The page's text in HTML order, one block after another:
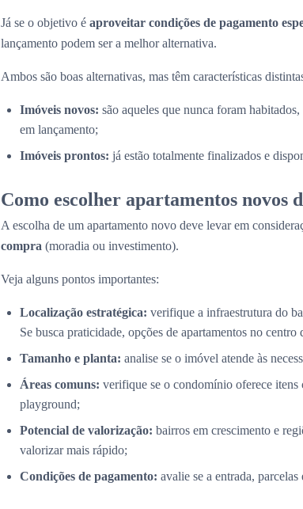
Já se o objetivo é aproveitar condições de pagamento
lançamento podem ser a melhor alternativa.
Ambos são boas alternativas, mas têm características
Imóveis novos: são aqueles que nunca foram
em lançamento;
Imóveis prontos: já estão totalmente finalizados e
Como escolher apartamentos novos
A escolha de um apartamento novo deve levar em
compra (moradia ou investimento).
Veja alguns pontos importantes:
Localização estratégica: verifique a infraestrutura do
Se busca praticidade, opções de apartamentos no centro
Tamanho e planta: analise se o imóvel atende às
Áreas comuns: verifique se o condomínio oferece
playground;
Potencial de valorização: bairros em crescimento e
valorizar mais rápido;
Condições de pagamento: avalie se a entrada,